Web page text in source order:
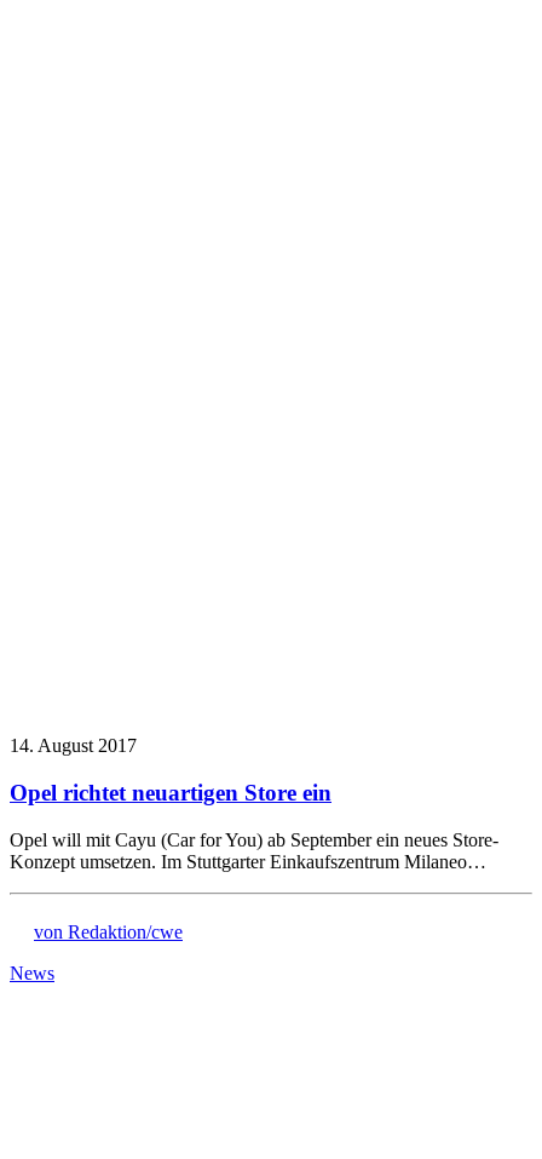
14. August 2017
Opel richtet neuartigen Store ein
Opel will mit Cayu (Car for You) ab September ein neues Store-
Konzept umsetzen. Im Stuttgarter Einkaufszentrum Milaneo…
von Redaktion/cwe
News